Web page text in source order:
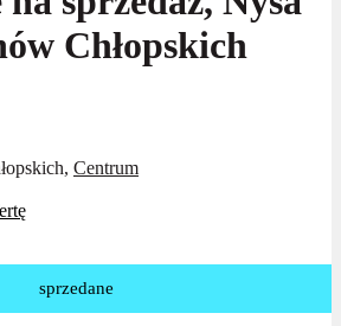
Chłopskich
Centrum
sprzedane